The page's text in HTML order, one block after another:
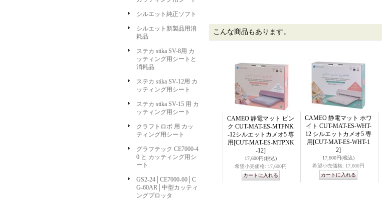
シルエット純正ソフト
シルエット新製品用消
耗品
ステカ stika SV-8用 カ
ッティング用シートと
消耗品
ステカ stika SV-12用 カ
ッティング用シート
ステカ stika SV-15 用 カ
ッティング用シート
クラフトロボ 用 カッ
ティング用シート
グラフテック CE7000-4
0 と カッティング用シ
ート
GS2-24│CE7000-60│C
G-60AR│中型カッティ
ングプロッタ
こんな商品もあります。
CAMEO 静電マット ピン
ク CUT-MAT-ES-MTPNK
-12シルエットカメオ5 専
用 [CUT-MAT-ES-MTPNK
-12]
17,600円(税込)
希望小売価格: 17,600円
CAMEO 静電マット ホワ
イト CUT-MAT-ES-WHT-
12 シルエットカメオ5 専
用 [CUT-MAT-ES-WHT-1
2]
17,600円(税込)
希望小売価格: 17,600円